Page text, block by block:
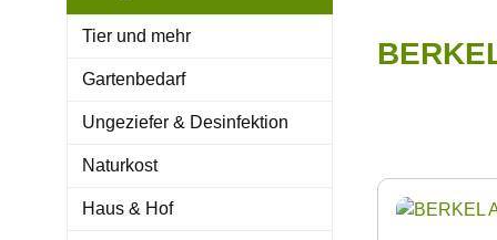
Tier und mehr
Gartenbedarf
Ungeziefer & Desinfektion
Naturkost
Haus & Hof